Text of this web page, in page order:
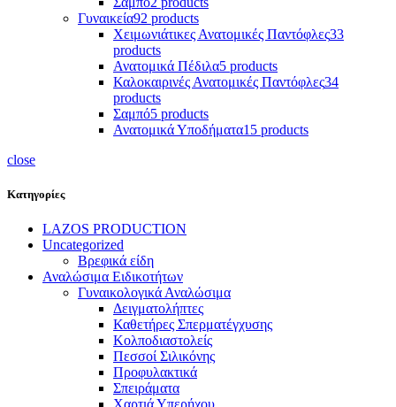
Γυναικεία92 products
Χειμωνιάτικες Ανατομικές Παντόφλες33
products
Ανατομικά Πέδιλα5 products
Καλοκαιρινές Ανατομικές Παντόφλες34
products
Σαμπό5 products
Ανατομικά Υποδήματα15 products
close
Κατηγορίες
LAZOS PRODUCTION
Uncategorized
Βρεφικά είδη
Αναλώσιμα Ειδικοτήτων
Γυναικολογικά Αναλώσιμα
Δειγματολήπτες
Καθετήρες Σπερματέγχυσης
Κολποδιαστολείς
Πεσσοί Σιλικόνης
Προφυλακτικά
Σπειράματα
Χαρτιά Υπερήχου